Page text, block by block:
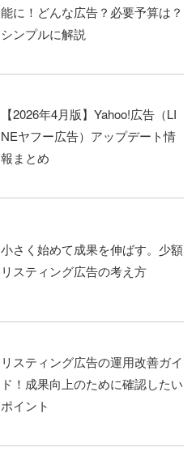
能に！どんな広告？必要予算は？
シンプルに解説
【2026年4月版】Yahoo!広告（LI
NEヤフー広告）アップデート情
報まとめ
小さく始めて成果を伸ばす。少額
リスティング広告の考え方
リスティング広告の運用改善ガイ
ド！成果向上のために確認したい
ポイント